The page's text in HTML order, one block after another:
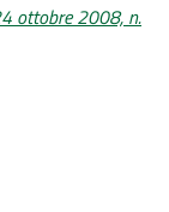
ottobre 2008, n.